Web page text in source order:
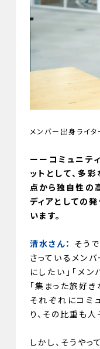
メンバー出身ライ
ーーコミュニテ
ットとして、多
点から独自性の
ディアとしての
います。
清水さん： そう
さっているメン
にしたい」「メ
「集まった旅好
それぞれにコミ
り、その比重も
しかし、そうや